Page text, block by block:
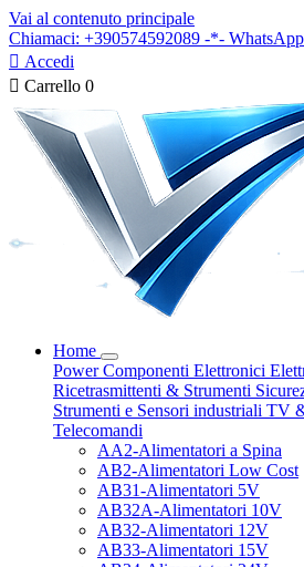
Vai al contenuto principale
Chiamaci: +390574592089 -*-
 Accedi
 Carrello 0
Home
PowerComponenti Elettronici
Ricetrasmittenti & Strumenti
Strumenti e Sensori industriali TV
Telecomandi
AA2-Alimentatori a Spina
AB2-Alimentatori Low Cost
AB31-Alimentatori 5V
AB32A-Alimentatori 10V
AB32-Alimentatori 12V
AB33-Alimentatori 15V